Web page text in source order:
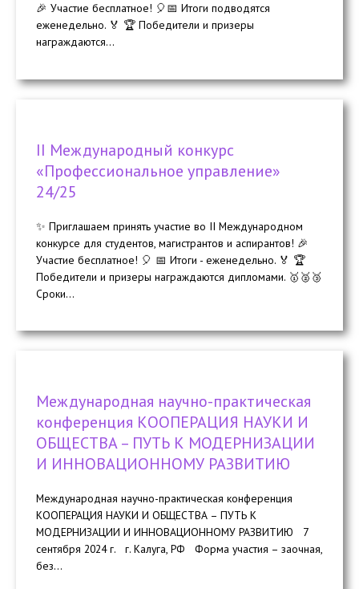
🎉 Участие бесплатное! 🎈📅 Итоги подводятся
еженедельно. 🏅 🏆 Победители и призеры
награждаются...
II Международный конкурс
«Профессиональное управление»
24/25
✨ Приглашаем принять участие во II Международном
конкурсе для студентов, магистрантов и аспирантов! 🎉
Участие бесплатное! 🎈 📅 Итоги - еженедельно. 🏅 🏆
Победители и призеры награждаются дипломами. 🥇🥈🥉
Сроки...
Международная научно-практическая
конференция КООПЕРАЦИЯ НАУКИ И
ОБЩЕСТВА – ПУТЬ К МОДЕРНИЗАЦИИ
И ИННОВАЦИОННОМУ РАЗВИТИЮ
Международная научно-практическая конференция
КООПЕРАЦИЯ НАУКИ И ОБЩЕСТВА – ПУТЬ К
МОДЕРНИЗАЦИИ И ИННОВАЦИОННОМУ РАЗВИТИЮ 7
сентября 2024 г. г. Калуга, РФ Форма участия – заочная,
без...